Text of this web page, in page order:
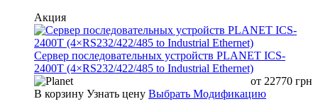
Акция
Сервер последовательных устройств PLANET ICS-
2400T (4×RS232/422/485 to Industrial Ethernet)
от 22770 грн
В корзину Узнать цену Выбрать Модификацию